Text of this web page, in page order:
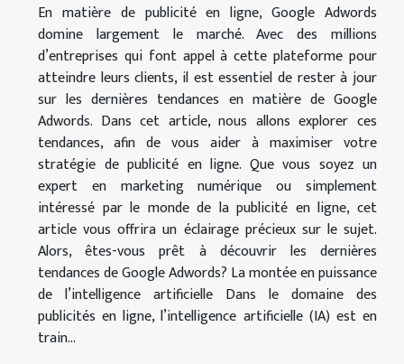
En matière de publicité en ligne, Google Adwords
domine largement le marché. Avec des millions
d’entreprises qui font appel à cette plateforme pour
atteindre leurs clients, il est essentiel de rester à jour
sur les dernières tendances en matière de Google
Adwords. Dans cet article, nous allons explorer ces
tendances, afin de vous aider à maximiser votre
stratégie de publicité en ligne. Que vous soyez un
expert en marketing numérique ou simplement
intéressé par le monde de la publicité en ligne, cet
article vous offrira un éclairage précieux sur le sujet.
Alors, êtes-vous prêt à découvrir les dernières
tendances de Google Adwords? La montée en puissance
de l’intelligence artificielle Dans le domaine des
publicités en ligne, l’intelligence artificielle (IA) est en
train...